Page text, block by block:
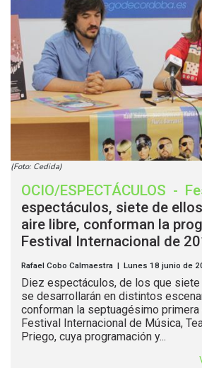
(Foto: Cedida)
OCIO/ESPECTÁCULOS -
espectáculos, siete de
aire libre, conforman la
Festival Internacional de
Rafael Cobo Calmaestra | Lunes 18 junio de
Diez espectáculos, de los que
se desarrollarán en distintos
conforman la septuagésimo
Festival Internacional de Música,
Priego, cuya programación y...